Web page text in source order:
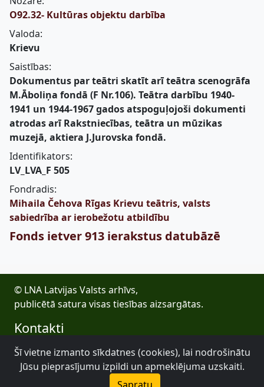
O92.32- Kultūras objektu darbība
Valoda:
Krievu
Saistības:
Dokumentus par teātri skatīt arī teātra scenogrāfa
M.Āboliņa fondā (F Nr.106). Teātra darbību 1940-
1941 un 1944-1967 gados atspoguļojoši dokumenti
atrodas arī Rakstniecības, teātra un mūzikas
muzejā, aktiera J.Jurovska fondā.
Identifikators:
LV_LVA_F 505
Fondradis:
Mihaila Čehova Rīgas Krievu teātris, valsts
sabiedrība ar ierobežotu atbildību
Fonds ietver 913 ierakstus datubāzē
© LNA Latvijas Valsts arhīvs,
publicētā satura visas tiesības aizsargātas.
Kontakti
E-pasts: lva@arhivi.gov.lv
Tālrunis: +371 20027447
Bezdelīgu 1A, Rīga
Šī vietne izmanto sīkdatnes (cookies), lai nodrošinātu
Jūsu pieprasījumu izpildi un apmeklējuma uzskaiti.